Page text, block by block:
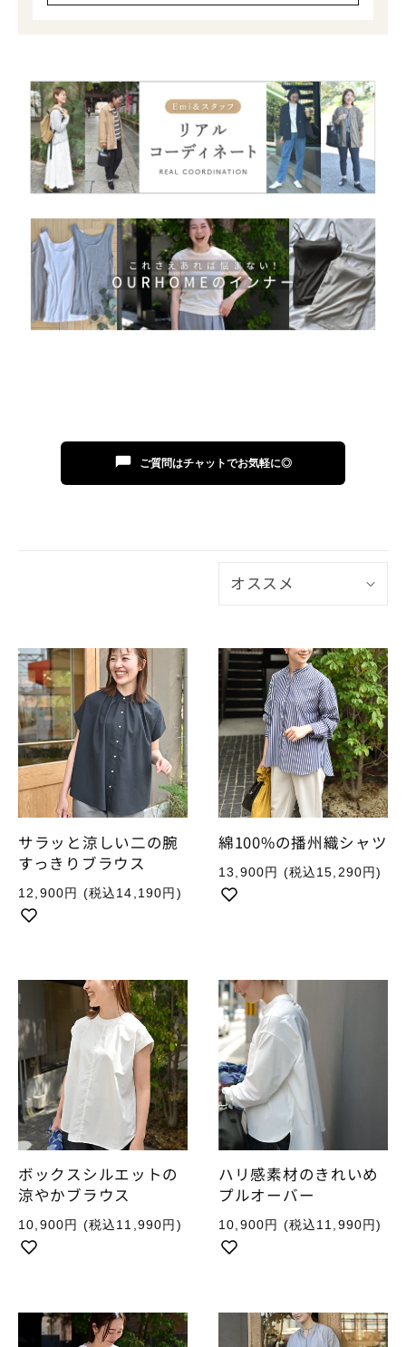
ご質問はチャットでお気軽に◎
サラッと涼しい二の腕
すっきりブラウス
通
常
価
12,900円 (税込14,190円)
綿100%の播州織シャツ
通
常
価
13,900円 (税込15,290円)
ボックスシルエットの
涼やかブラウス
通
常
価
10,900円 (税込11,990円)
ハリ感素材のきれいめ
プルオーバー
通
常
価
10,900円 (税込11,990円)